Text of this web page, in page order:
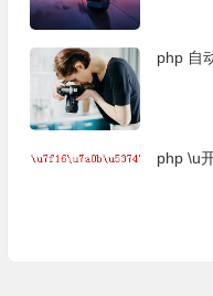
php 自
php \u